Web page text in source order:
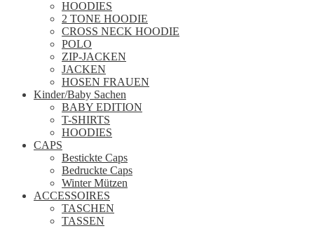
HOODIES
2 TONE HOODIE
CROSS NECK HOODIE
POLO
ZIP-JACKEN
JACKEN
HOSEN FRAUEN
Kinder/Baby Sachen
BABY EDITION
T-SHIRTS
HOODIES
CAPS
Bestickte Caps
Bedruckte Caps
Winter Mützen
ACCESSOIRES
TASCHEN
TASSEN